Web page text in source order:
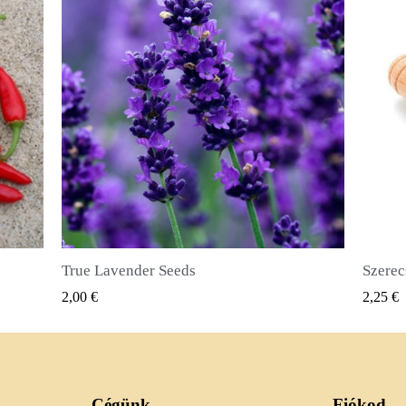
GYORSNÉZET
Szerecsendióbors Magvak (Pimenta dioica)
2,25 € 2,50 €